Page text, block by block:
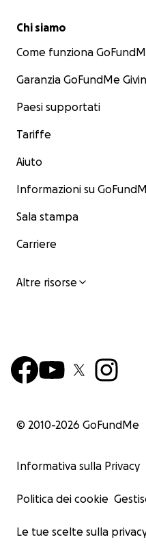
Chi siamo
Come funziona
Garanzia GoFundMe
Paesi supportati
Tariffe
Aiuto
Informazioni su
Sala stampa
Carriere
Altre risorse
© 2010-2026 GoFundMe
Informativa sulla Privacy
Politica dei cookie
Le tue scelte sulla